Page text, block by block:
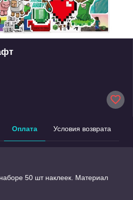
Оплата Условия возврата
50 шт наклеек. Материал